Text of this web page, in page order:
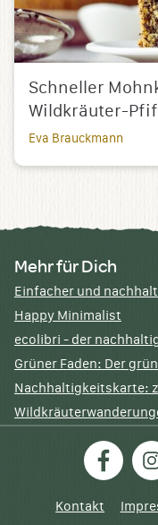
Schneller
Wildkräuter-
Eva Brauckmann
Mehr für Dich
Einfacher und
Happy Minimalist
ecolibri - der
Grüner Faden: Der
Nachhaltigkeitskarte:
Facebook
Kontakt